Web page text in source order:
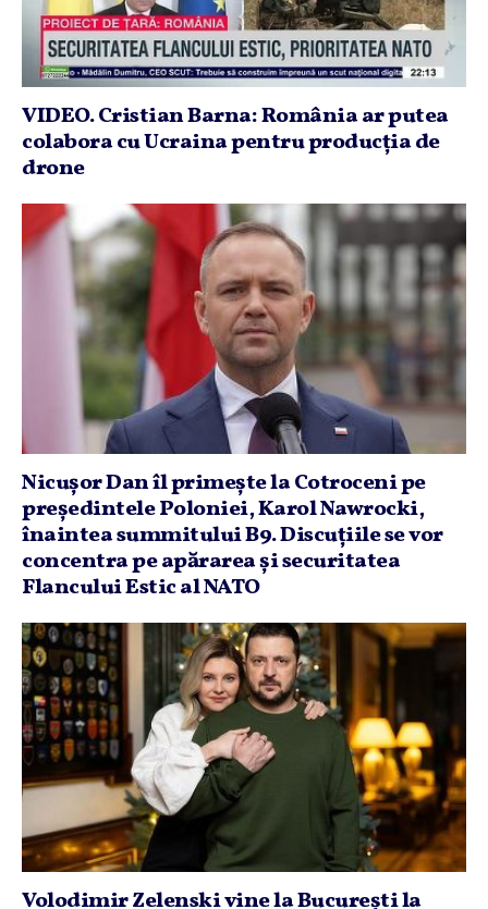
VIDEO. Cristian Barna: România ar putea
colabora cu Ucraina pentru producţia de
drone
Nicuşor Dan îl primeşte la Cotroceni pe
preşedintele Poloniei, Karol Nawrocki,
înaintea summitului B9. Discuţiile se vor
concentra pe apărarea şi securitatea
Flancului Estic al NATO
Volodimir Zelenski vine la Bucureşti la